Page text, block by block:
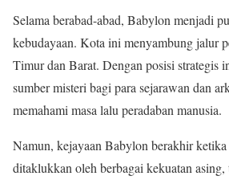
Selama berabad-abad, Babylon menjadi
kebudayaan. Kota ini menyambung jalur
Timur dan Barat. Dengan posisi strategis
sumber misteri bagi para sejarawan dan
memahami masa lalu peradaban manusia.
Namun, kejayaan Babylon berakhir
ditaklukkan oleh berbagai kekuatan asing,